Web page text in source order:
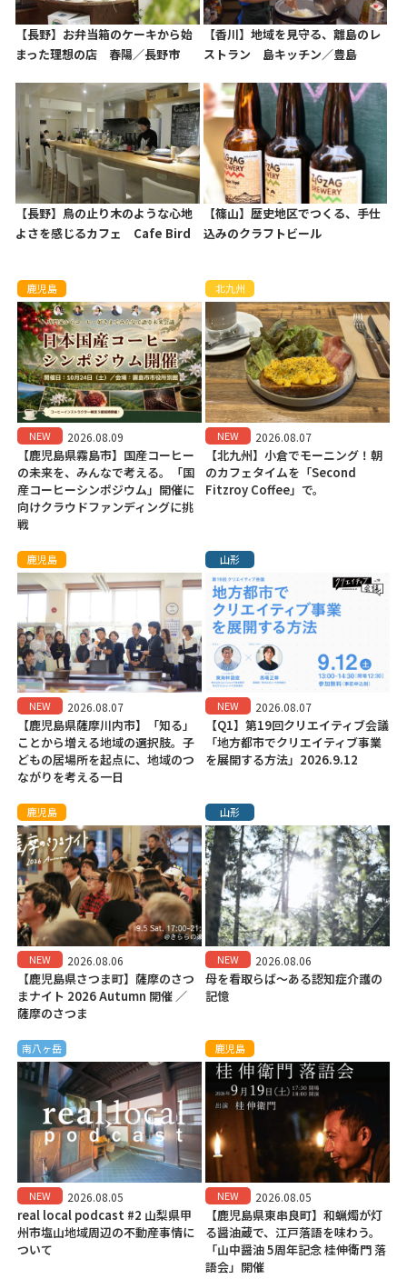
【長野】お弁当箱のケーキから始
まった理想の店 春陽／長野市
【香川】地域を見守る、離島のレ
ストラン 島キッチン／豊島
【長野】鳥の止り木のような心地
よさを感じるカフェ Cafe Bird
【篠山】歴史地区でつくる、手仕
込みのクラフトビール
鹿児島
NEW 2026.08.09
【鹿児島県霧島市】国産コーヒー
の未来を、みんなで考える。「国
産コーヒーシンポジウム」開催に
向けクラウドファンディングに挑
戦
北九州
NEW 2026.08.07
【北九州】小倉でモーニング！朝
のカフェタイムを「Second
Fitzroy Coffee」で。
鹿児島
NEW 2026.08.07
【鹿児島県薩摩川内市】「知る」
ことから増える地域の選択肢。子
どもの居場所を起点に、地域のつ
ながりを考える一日
山形
NEW 2026.08.07
【Q1】第19回クリエイティブ会議
「地方都市でクリエイティブ事業
を展開する方法」2026.9.12
鹿児島
NEW 2026.08.06
【鹿児島県さつま町】薩摩のさつ
まナイト 2026 Autumn 開催 ／
薩摩のさつま
山形
NEW 2026.08.06
母を看取らば～ある認知症介護の
記憶
南八ヶ岳
NEW 2026.08.05
real local podcast #2 山梨県甲
州市塩山地域周辺の不動産事情に
ついて
鹿児島
NEW 2026.08.05
【鹿児島県東串良町】和蝋燭が灯
る醤油蔵で、江戸落語を味わう。
「山中醤油 5周年記念 桂伸衛門 落
語会」開催